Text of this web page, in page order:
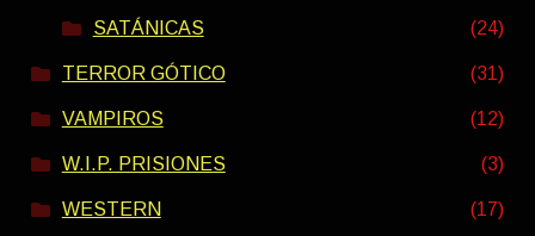
SATÁNICAS (24)
TERROR GÓTICO (31)
VAMPIROS (12)
W.I.P. PRISIONES (3)
WESTERN (17)